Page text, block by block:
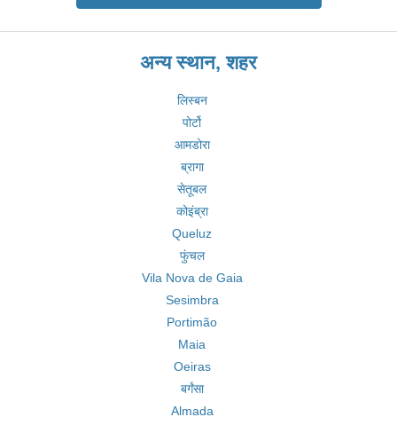
अन्य स्थान, शहर
लिस्बन
पोर्टो
आमडोरा
ब्रागा
सेतूबल
कोइंब्रा
Queluz
फुंचल
Vila Nova de Gaia
Sesimbra
Portimão
Maia
Oeiras
बर्गंसा
Almada